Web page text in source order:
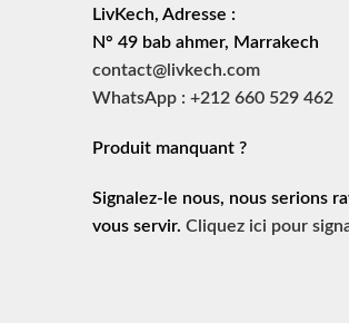
LivKech, Adresse :
N° 49 bab ahmer, Marrakech
contact@livkech.com
WhatsApp : +212 660 529 462
Produit manquant ?
Signalez-le nous, nous serions
vous servir. Cliquez ici pour